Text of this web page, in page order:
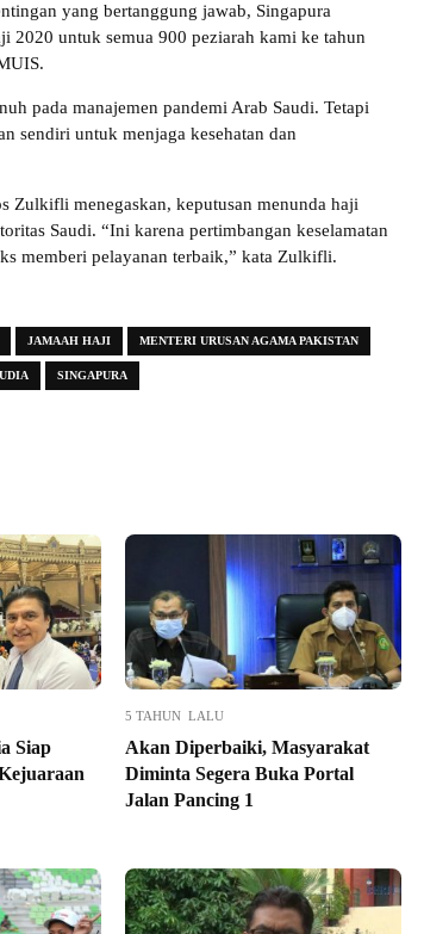
yang bertanggung jawab, Singapura
2020 untuk semua 900 peziarah kami ke tahun
pada manajemen pandemi Arab Saudi. Tetapi
sendiri untuk menjaga kesehatan dan
Zulkifli menegaskan, keputusan menunda haji
Saudi. “Ini karena pertimbangan keselamatan
memberi pelayanan terbaik,” kata Zulkifli.
JAMAAH HAJI MENTERI URUSAN AGAMA PAKISTAN
SINGAPURA
Siap
5 TAHUN LALU
Akan Diperbaiki, Masyarakat
Diminta Segera Buka Portal
Jalan Pancing 1